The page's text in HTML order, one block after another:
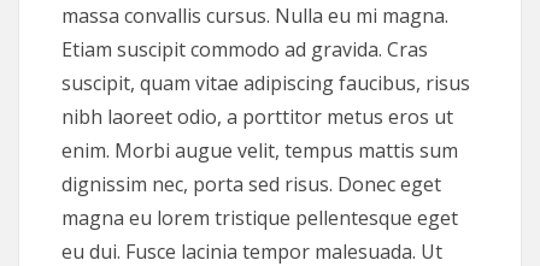
massa convallis cursus. Nulla eu mi magna.
Etiam suscipit commodo ad gravida. Cras
suscipit, quam vitae adipiscing faucibus, risus
nibh laoreet odio, a porttitor metus eros ut
enim. Morbi augue velit, tempus mattis sum
dignissim nec, porta sed risus. Donec eget
magna eu lorem tristique pellentesque eget
eu dui. Fusce lacinia tempor malesuada. Ut